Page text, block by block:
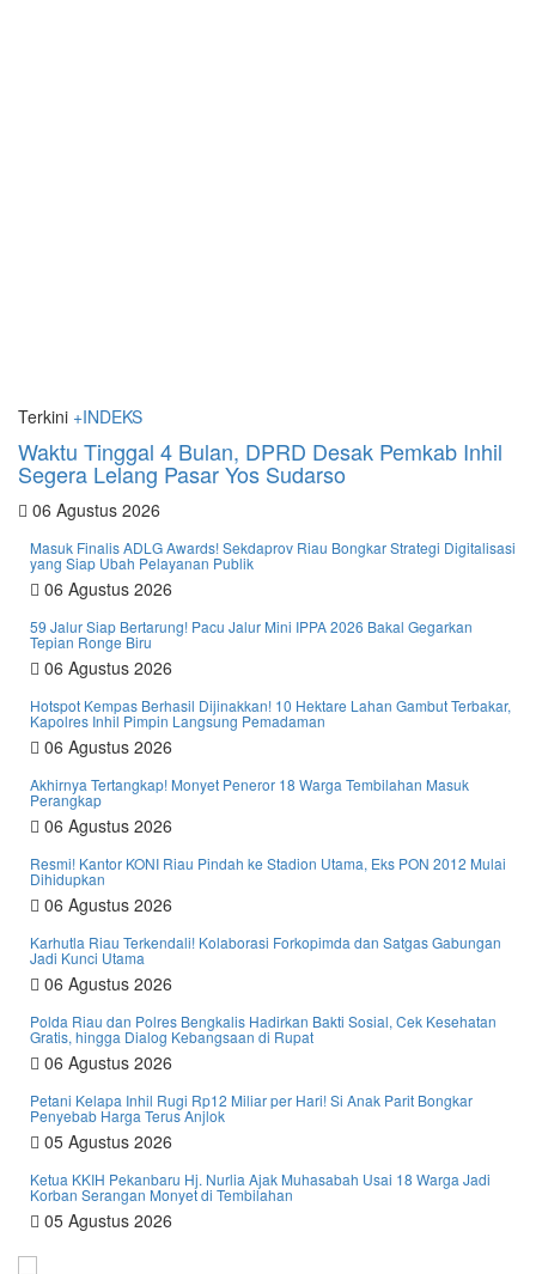
Terkini +INDEKS
Waktu Tinggal 4 Bulan, DPRD Desak Pemkab Inhil
Segera Lelang Pasar Yos Sudarso
06 Agustus 2026
Masuk Finalis ADLG Awards! Sekdaprov Riau Bongkar Strategi Digitalisasi
yang Siap Ubah Pelayanan Publik
06 Agustus 2026
59 Jalur Siap Bertarung! Pacu Jalur Mini IPPA 2026 Bakal Gegarkan
Tepian Ronge Biru
06 Agustus 2026
Hotspot Kempas Berhasil Dijinakkan! 10 Hektare Lahan Gambut Terbakar,
Kapolres Inhil Pimpin Langsung Pemadaman
06 Agustus 2026
Akhirnya Tertangkap! Monyet Peneror 18 Warga Tembilahan Masuk
Perangkap
06 Agustus 2026
Resmi! Kantor KONI Riau Pindah ke Stadion Utama, Eks PON 2012 Mulai
Dihidupkan
06 Agustus 2026
Karhutla Riau Terkendali! Kolaborasi Forkopimda dan Satgas Gabungan
Jadi Kunci Utama
06 Agustus 2026
Polda Riau dan Polres Bengkalis Hadirkan Bakti Sosial, Cek Kesehatan
Gratis, hingga Dialog Kebangsaan di Rupat
06 Agustus 2026
Petani Kelapa Inhil Rugi Rp12 Miliar per Hari! Si Anak Parit Bongkar
Penyebab Harga Terus Anjlok
05 Agustus 2026
Ketua KKIH Pekanbaru Hj. Nurlia Ajak Muhasabah Usai 18 Warga Jadi
Korban Serangan Monyet di Tembilahan
05 Agustus 2026